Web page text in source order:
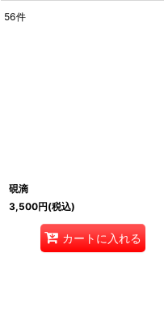
サブカテゴリ
56件
硯滴
3,500円(税込)
カートに入れる